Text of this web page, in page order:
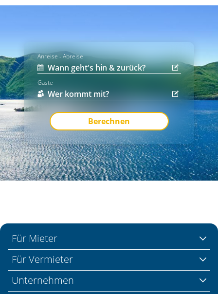
Anreise - Abreise
Gäste
Berechnen
Für Mieter
Für Vermieter
Unternehmen